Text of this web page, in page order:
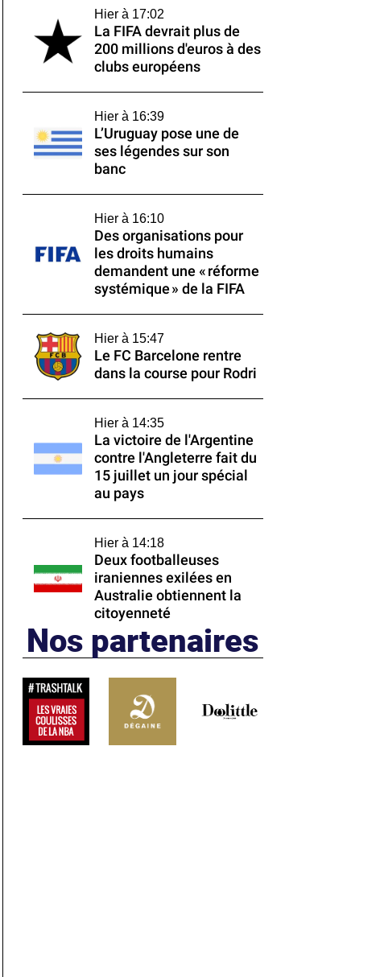
Hier à 17:02
La FIFA devrait plus de
200 millions d'euros à des
clubs européens
Hier à 16:39
L’Uruguay pose une de
ses légendes sur son
banc
Hier à 16:10
Des organisations pour
les droits humains
demandent une « réforme
systémique » de la FIFA
Hier à 15:47
Le FC Barcelone rentre
dans la course pour Rodri
Hier à 14:35
La victoire de l'Argentine
contre l'Angleterre fait du
15 juillet un jour spécial
au pays
Hier à 14:18
Deux footballeuses
iraniennes exilées en
Australie obtiennent la
citoyenneté
Nos partenaires